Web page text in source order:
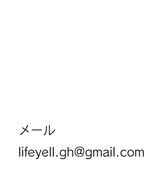
メール
lifeyell.gh@gmail.com